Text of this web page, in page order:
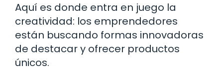
Aquí es donde entra en juego la
creatividad: los emprendedores
están buscando formas innovadoras
de destacar y ofrecer productos
únicos.